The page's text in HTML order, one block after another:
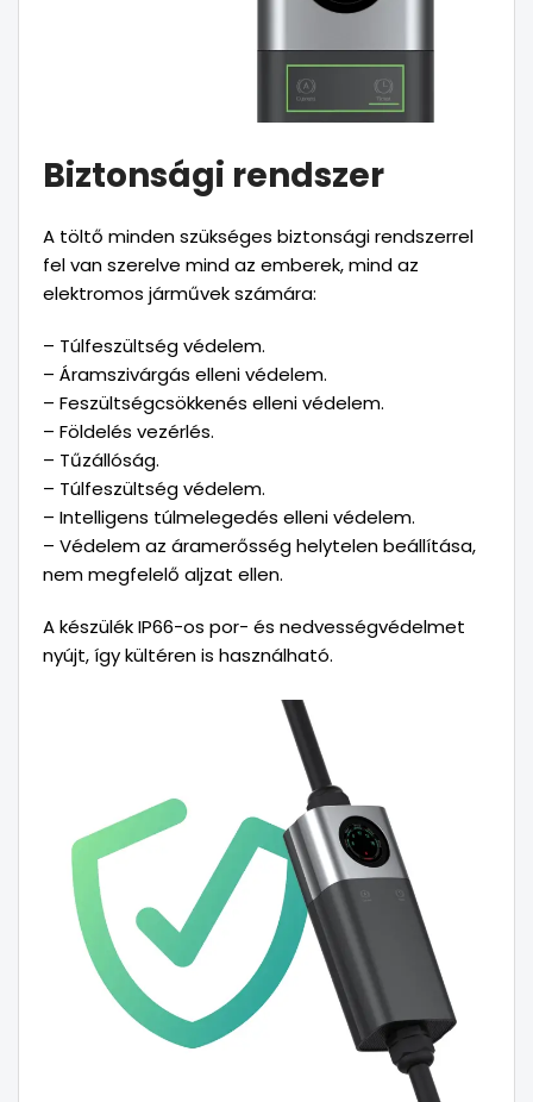
Biztonsági rendszer
A töltő minden szükséges biztonsági rendszerrel
fel van szerelve mind az emberek, mind az
elektromos járművek számára:
– Túlfeszültség védelem.
– Áramszivárgás elleni védelem.
– Feszültségcsökkenés elleni védelem.
– Földelés vezérlés.
– Tűzállóság.
– Túlfeszültség védelem.
– Intelligens túlmelegedés elleni védelem.
– Védelem az áramerősség helytelen beállítása,
nem megfelelő aljzat ellen.
A készülék IP66-os por- és nedvességvédelmet
nyújt, így kültéren is használható.